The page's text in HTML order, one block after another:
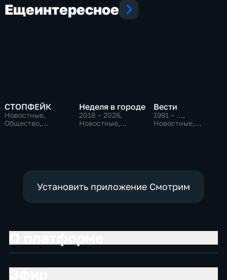
Ещеинтересное
СТОПФЕЙК
Новостные,
Общество,
Неделя в городе
2018 – 2026,
Новостные,
Вести
1991 – …,
Новостные,
Установить приложение Смотрим